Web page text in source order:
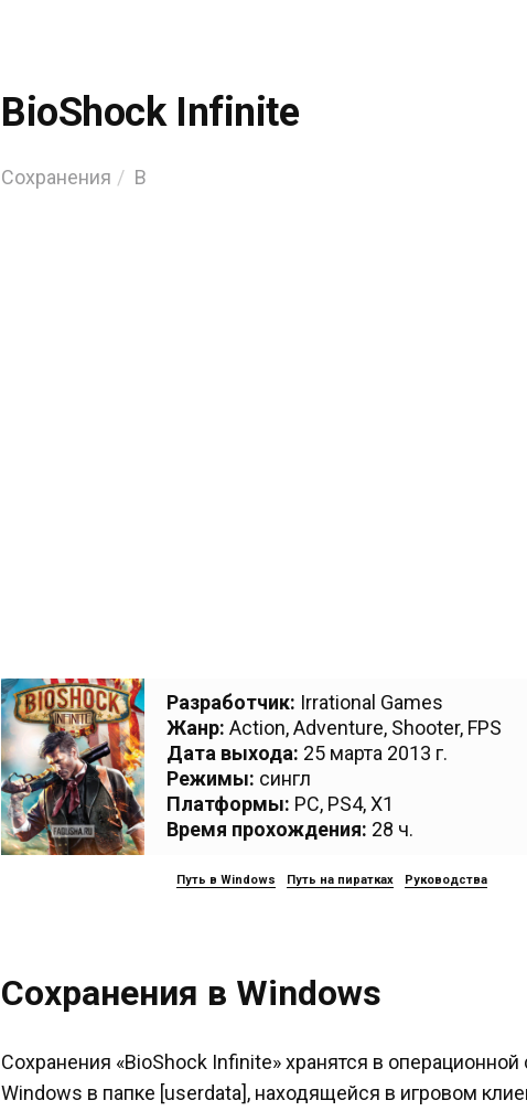
BioShock Infinite
Сохранения B
Разработчик: Irrational Games
Жанр: Action,Adventure, Shooter, FPS
Дата выхода: 25 марта 2013 г.
Режимы: сингл
Платформы: PC, PS4,X1
Время прохождения: 28 ч.
Путь в Windows Путь на пиратках Руководства
Сохранения в Windows
Сохранения «BioShock Infinite» хранятся в операционной
Windows в папке [userdata], находящейся в игровом